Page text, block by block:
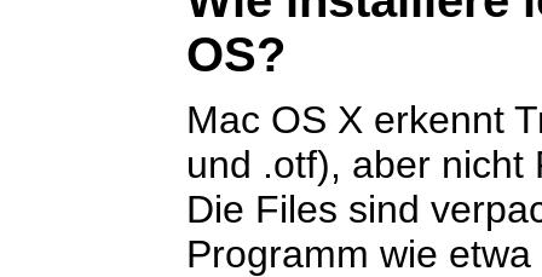
OS?
Mac OS X erkennt
und .otf), aber nicht
Die Files sind
Programm wie etwa